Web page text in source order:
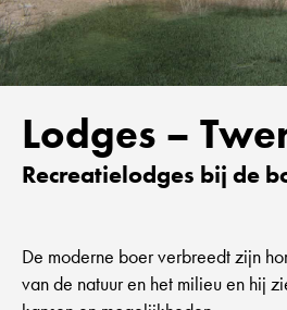
Lodges –
Recreatielodges bij de
De moderne boer verbreedt zijn
van de natuur en het milieu en hij